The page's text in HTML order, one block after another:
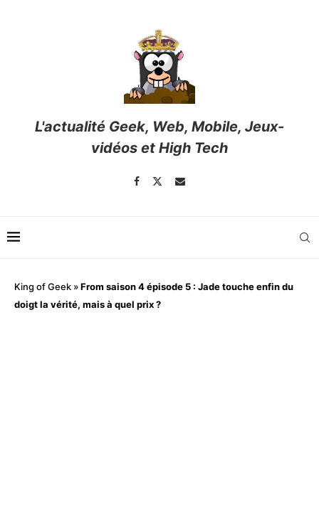
L'actualité Geek, Web, Mobile, Jeux-
vidéos et High Tech
King of Geek »From saison 4 épisode 5 : Jade touche enfin du
doigt la vérité, mais à quel prix ?